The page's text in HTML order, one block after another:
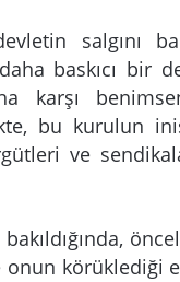
salgını
baskıcı bir
karşı
bu kurulun
ve
onun körüklediği